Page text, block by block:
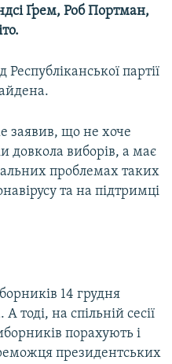
Ґрем, Роб Портман,
Республіканської партії
заявив, що не хоче
довкола виборів, а має
проблемах таких
та на підтримці
14 грудня
на спільній сесії
порахують і
президентських